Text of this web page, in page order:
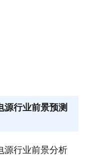
行业前景预测
行业前景分析